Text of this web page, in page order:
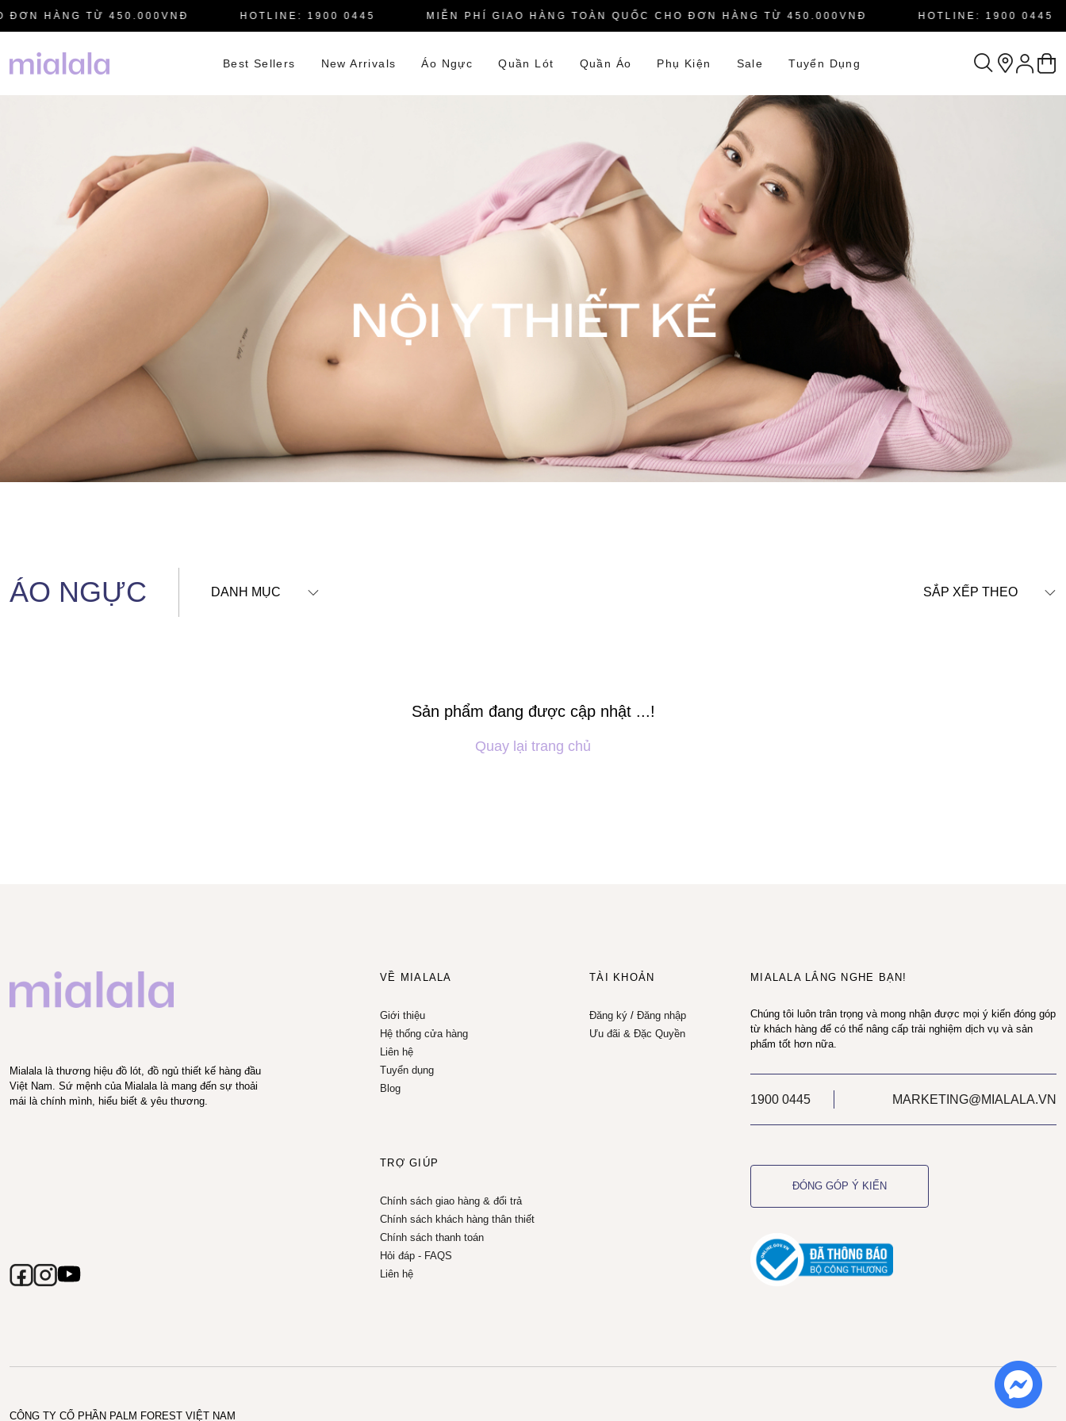
HÀNG TỪ 450.000VNĐ HOTLINE: 1900 0445 MIỄN PHÍ GIAO HÀNG TOÀN QUỐC CHO ĐƠN HÀNG TỪ 450.000VNĐ HOTLINE: 1900 0445
Best Sellers New Arrivals Áo Ngực Quần Lót Quần Áo Phụ Kiện Sale Tuyển Dụng
ÁO NGỰC DANH MỤC SẮP XẾP THEO
Sản phẩm đang được cập nhật ...!
Quay lại trang chủ
Mialala là thương hiệu đồ lót, đồ ngủ thiết kế hàng đầu
Việt Nam. Sứ mệnh của Mialala là mang đến sự thoải
mái là chính mình, hiểu biết & yêu thương.
VỀ MIALALA
Giới thiệu
Hệ thống cửa hàng
Liên hệ
Tuyển dụng
Blog
TÀI KHOẢN
Đăng ký/ Đăng nhập
Ưu đãi & Đặc Quyền
TRỢ GIÚP
Chính sách giao hàng & đổi trả
Chính sách khách hàng thân thiết
Chính sách thanh toán
Hỏi đáp - FAQS
Liên hệ
MIALALA LẮNG NGHE BẠN!
Chúng tôi luôn trân trọng và mong nhận được mọi ý kiến đóng góp
từ khách hàng để có thể nâng cấp trải nghiệm dịch vụ và sản
phẩm tốt hơn nữa.
1900 0445 MARKETING@MIALALA.VN
ĐÓNG GÓP Ý KIẾN
CÔNG TY CỔ PHẦN PALM FOREST VIỆT NAM